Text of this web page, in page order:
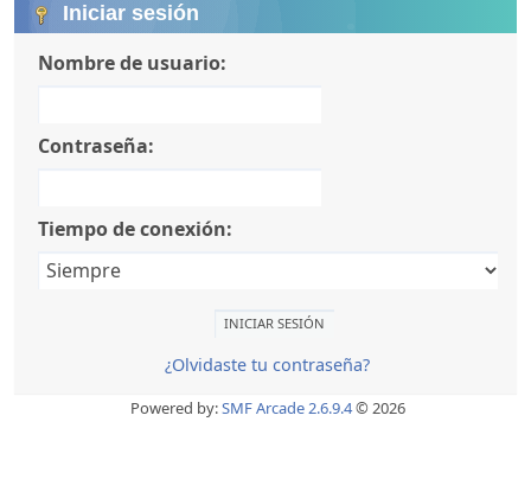
Iniciar sesión
Nombre de usuario:
Contraseña:
Tiempo de conexión:
¿Olvidaste tu contraseña?
Powered by:SMF Arcade 2.6.9.4© 2026